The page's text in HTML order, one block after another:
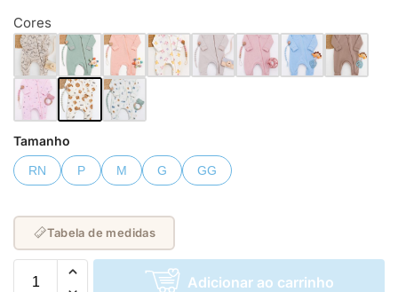
Cores
Tamanho
RN P M G GG
Tabela de medidas
Adicionar ao carrinho